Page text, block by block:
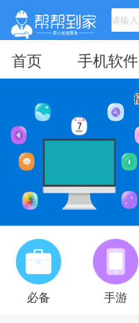
首页 手机软件
必备 手游